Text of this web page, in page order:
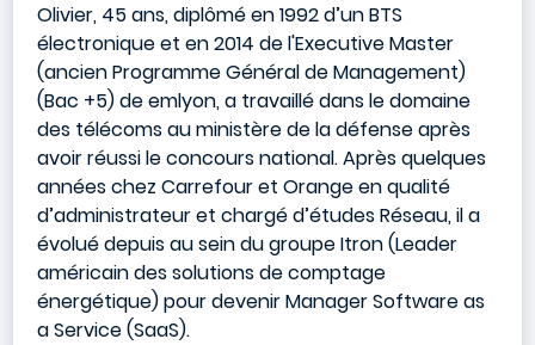
Olivier, 45 ans, diplômé en 1992 d’un BTS
électronique et en 2014 de l'Executive Master
(ancien Programme Général de Management)
(Bac +5) de emlyon, a travaillé dans le domaine
des télécoms au ministère de la défense après
avoir réussi le concours national. Après quelques
années chez Carrefour et Orange en qualité
d’administrateur et chargé d’études Réseau, il a
évolué depuis au sein du groupe Itron (Leader
américain des solutions de comptage
énergétique) pour devenir Manager Software as
a Service (SaaS).